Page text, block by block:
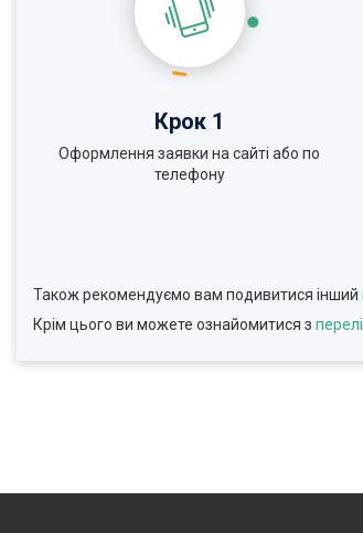
Крок 1
Оформлення заявки на сайті або по
телефону
Також рекомендуємо вам подивитися інший
Крім цього ви можете ознайомитися з